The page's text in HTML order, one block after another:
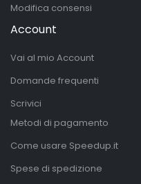
Modifica consensi
Account
Vai al mio Account
Domande frequenti
Scrivici
Metodi di pagamento
Come usare Speedup.it
Spese di spedizione